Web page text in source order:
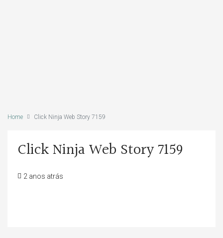
Home Click Ninja Web Story 7159
Click Ninja Web Story 7159
2 anos atrás